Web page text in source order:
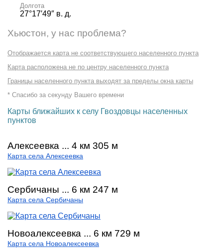
Долгота
27°17′49″ в. д.
Хьюстон, у нас проблема?
Отображается карта не соответствующего населенного пункта
Карта расположена не по центру населенного пункта
Границы населенного пункта выходят за пределы окна карты
* Спасибо за секунду Вашего времени
Карты ближайших к селу Гвоздовцы населенных
пунктов
Алексеевка ... 4 км 305 м
Карта села Алексеевка
Сербичаны ... 6 км 247 м
Карта села Сербичаны
Новоалексеевка ... 6 км 729 м
Карта села Новоалексеевка